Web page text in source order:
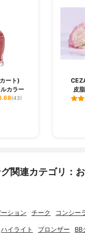
ート)
カラー
(43)
皮
関連カテゴリ：
ション チーク コンシー
ハイライト ブロンザー BB